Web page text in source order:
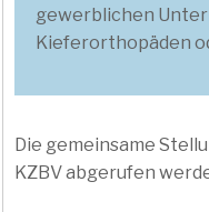
gewerblichen
Kieferorthopäden
Die gemeinsame
KZBV abgerufen